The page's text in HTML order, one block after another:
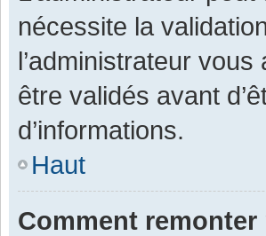
nécessite la
l’administrateur
être validés avant
d’informations.
Haut
Comment